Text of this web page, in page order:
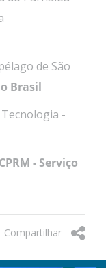
de São
Brasil
-
CPRM - Serviço
Compartilhar